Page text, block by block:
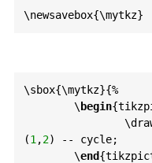
\sbox{\mytkz}{%
	\
begin{
		\
(1 ,2) -- cycle;
	\
end{